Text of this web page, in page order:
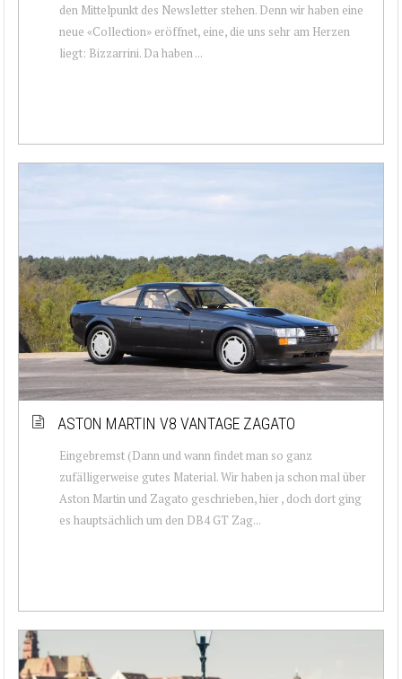
den Mittelpunkt des Newsletter stehen. Denn wir haben eine
neue «Collection» eröffnet, eine, die uns sehr am Herzen
liegt: Bizzarrini. Da haben ...
ASTON MARTIN V8 VANTAGE ZAGATO
Eingebremst (Dann und wann findet man so ganz
zufälligerweise gutes Material. Wir haben ja schon mal über
Aston Martin und Zagato geschrieben, hier , doch dort ging
es hauptsächlich um den DB4 GT Zag...